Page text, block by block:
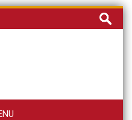
Cari
untuk: